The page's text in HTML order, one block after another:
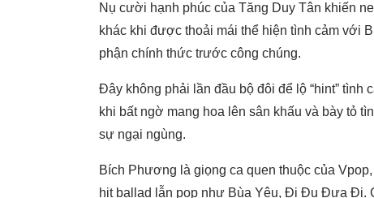
Nụ cười hạnh phúc của Tăng Duy Tân khiến
khác khi được thoải mái thể hiện tình cảm với
phận chính thức trước công chúng.
Đây không phải lần đầu bộ đôi để lộ “hint”
khi bất ngờ mang hoa lên sân khấu và bày tỏ
sự ngại ngùng.
Bích Phương là giọng ca quen thuộc của
hit ballad lẫn pop như Bùa Yêu, Đi Đu Đưa Đi.